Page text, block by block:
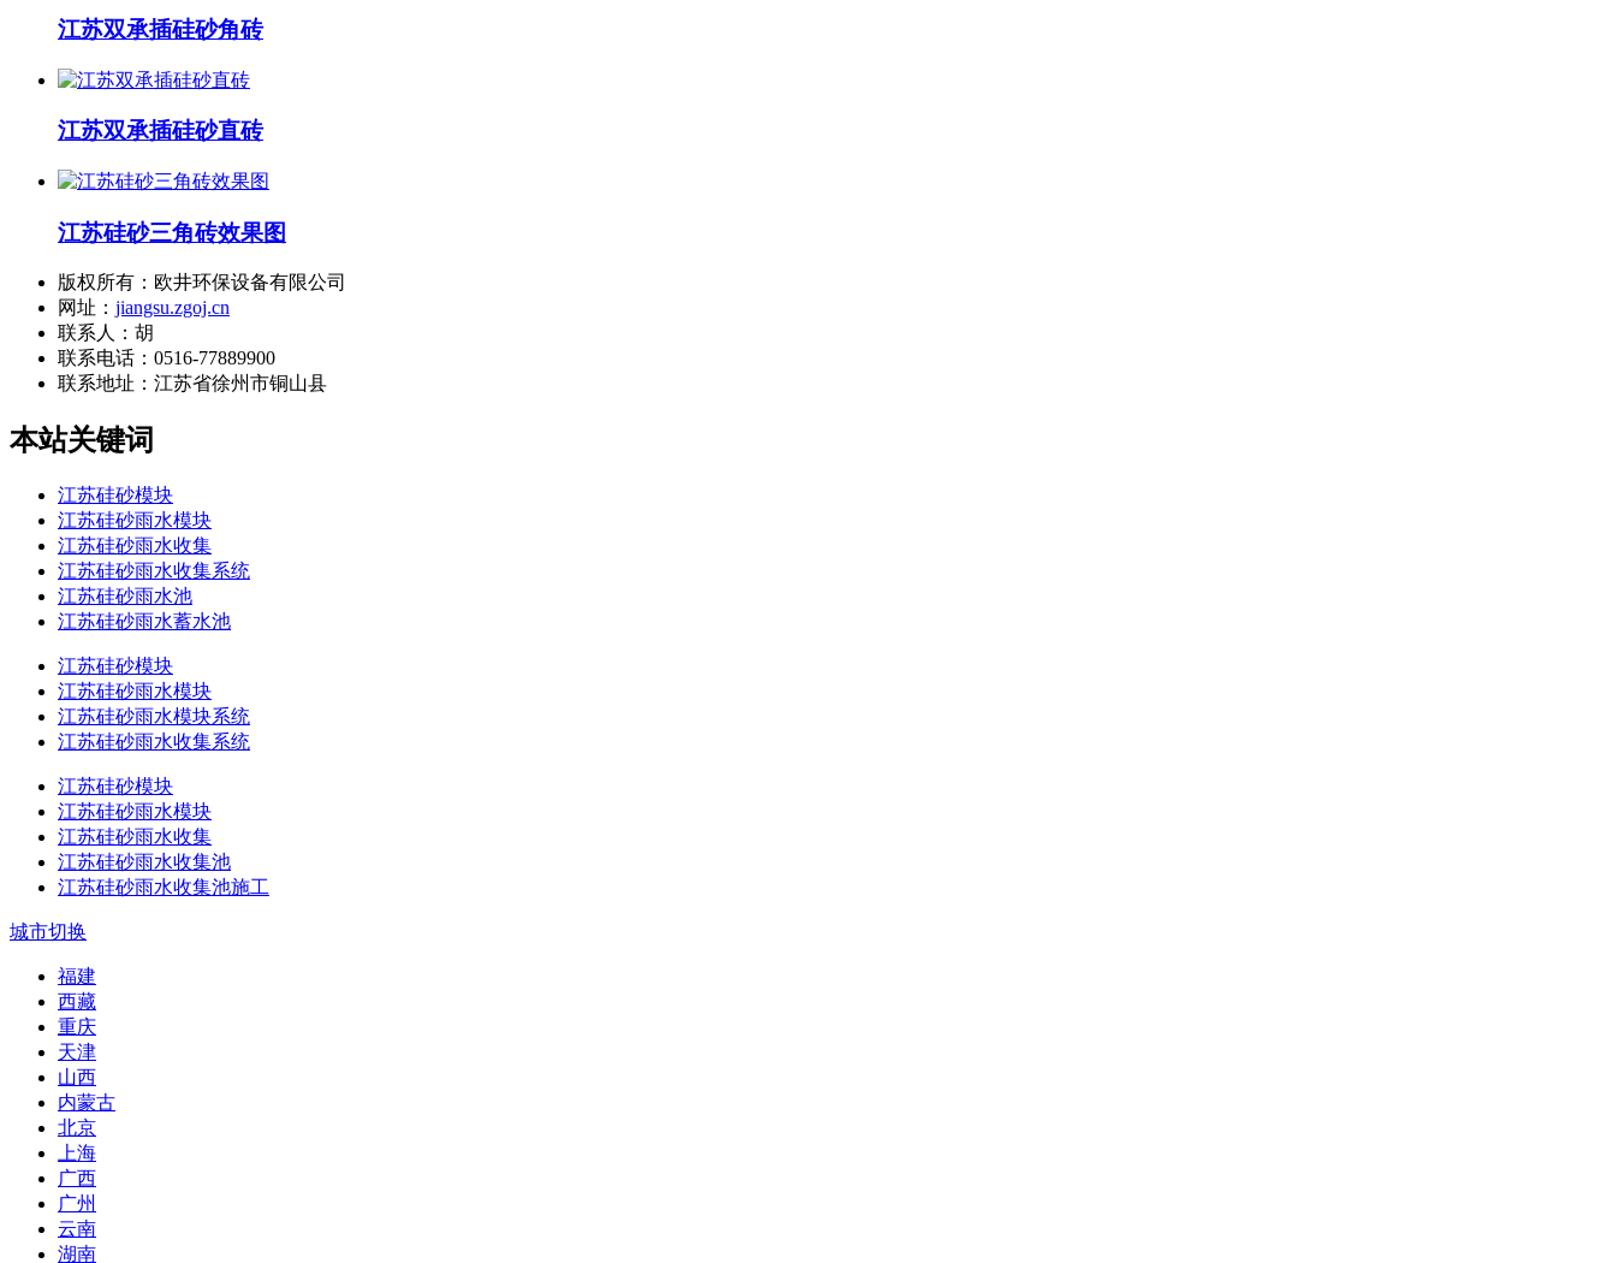
江苏双承插硅砂角砖
江苏双承插硅砂直砖
江苏硅砂三角砖效果图
版权所有：欧井环保设备有限公司
网址： jiangsu.zgoj.cn
联系人：胡
联系电话：0516-77889900
联系地址： 江苏省徐州市铜山县
本站关键词
江苏硅砂模块
江苏硅砂雨水模块
江苏硅砂雨水收集
江苏硅砂雨水收集系统
江苏硅砂雨水池
江苏硅砂雨水蓄水池
江苏硅砂模块
江苏硅砂雨水模块
江苏硅砂雨水模块系统
江苏硅砂雨水收集系统
江苏硅砂模块
江苏硅砂雨水模块
江苏硅砂雨水收集
江苏硅砂雨水收集池
江苏硅砂雨水收集池施工
城市切换
福建
西藏
重庆
天津
山西
内蒙古
北京
上海
广西
广州
云南
湖南